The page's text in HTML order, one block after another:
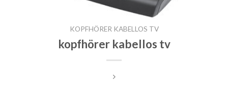
KOPFHÖRER KABELLOS TV
kopfhörer kabellos tv